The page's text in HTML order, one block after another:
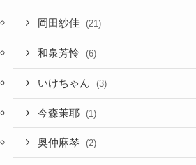
岡田紗佳 (21)
和泉芳怜 (6)
いけちゃん (3)
今森茉耶 (1)
奥仲麻琴 (2)